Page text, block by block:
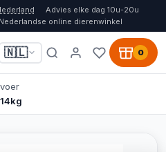
Advies elke dag 10u-20u
Nederlandse online dierenwinkel
🇳🇱 0